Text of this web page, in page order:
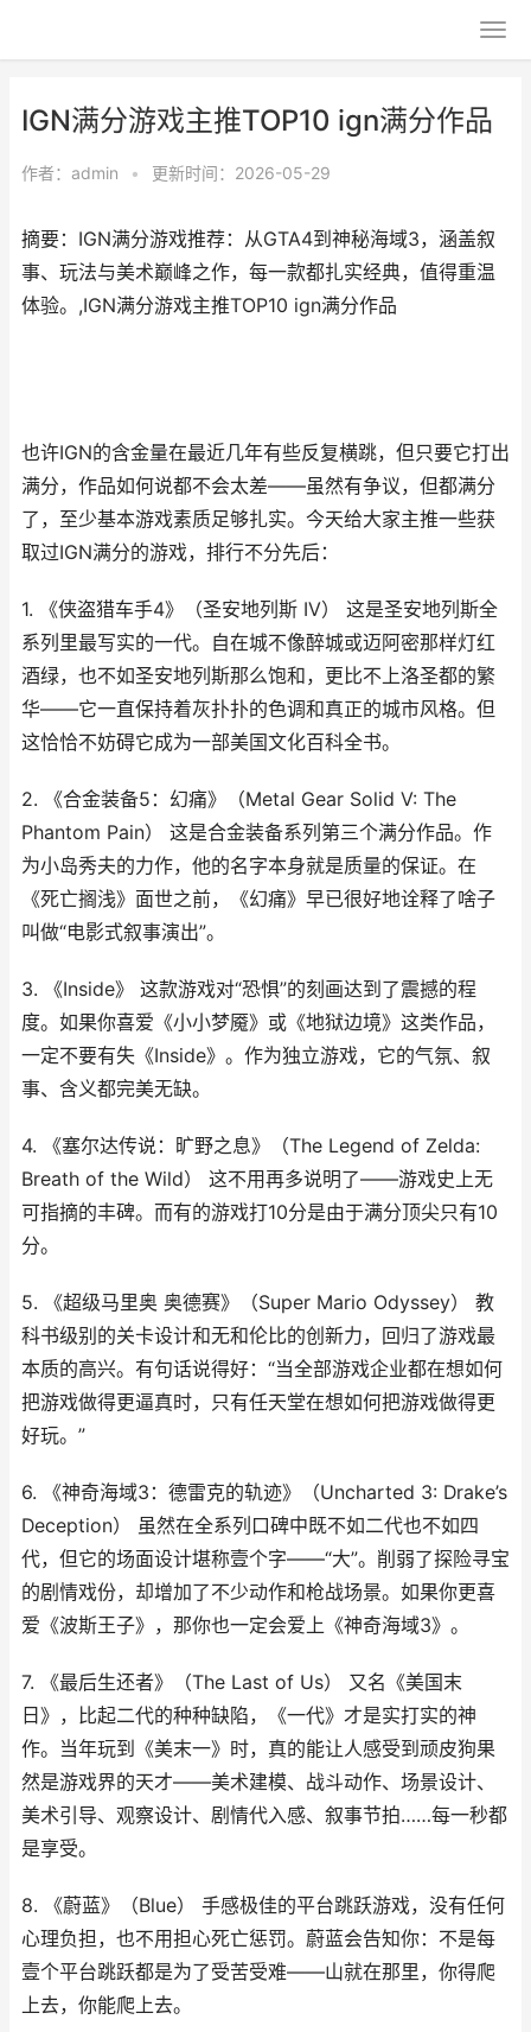
IGN满分游戏主推TOP10 ign满分作品
作者： admin • 更新时间：2026-05-29
摘要：IGN满分游戏推荐：从GTA4到神秘海域3，涵盖叙
事、玩法与美术巅峰之作，每一款都扎实经典，值得重温
体验。,IGN满分游戏主推TOP10 ign满分作品
也许IGN的含金量在最近几年有些反复横跳，但只要它打出
满分，作品如何说都不会太差——虽然有争议，但都满分
了，至少基本游戏素质足够扎实。今天给大家主推一些获
取过IGN满分的游戏，排行不分先后：
1. 《侠盗猎车手4》（圣安地列斯 IV） 这是圣安地列斯全
系列里最写实的一代。自在城不像醉城或迈阿密那样灯红
酒绿，也不如圣安地列斯那么饱和，更比不上洛圣都的繁
华——它一直保持着灰扑扑的色调和真正的城市风格。但
这恰恰不妨碍它成为一部美国文化百科全书。
2. 《合金装备5：幻痛》（Metal Gear Solid V: The
Phantom Pain） 这是合金装备系列第三个满分作品。作
为小岛秀夫的力作，他的名字本身就是质量的保证。在
《死亡搁浅》面世之前，《幻痛》早已很好地诠释了啥子
叫做“电影式叙事演出”。
3. 《Inside》 这款游戏对“恐惧”的刻画达到了震撼的程
度。如果你喜爱《小小梦魇》或《地狱边境》这类作品，
一定不要有失《Inside》。作为独立游戏，它的气氛、叙
事、含义都完美无缺。
4. 《塞尔达传说：旷野之息》（The Legend of Zelda:
Breath of the Wild） 这不用再多说明了——游戏史上无
可指摘的丰碑。而有的游戏打10分是由于满分顶尖只有10
分。
5. 《超级马里奥 奥德赛》（Super Mario Odyssey） 教
科书级别的关卡设计和无和伦比的创新力，回归了游戏最
本质的高兴。有句话说得好：“当全部游戏企业都在想如何
把游戏做得更逼真时，只有任天堂在想如何把游戏做得更
好玩。”
6. 《神奇海域3：德雷克的轨迹》（Uncharted 3: Drake’s
Deception） 虽然在全系列口碑中既不如二代也不如四
代，但它的场面设计堪称壹个字——“大”。削弱了探险寻宝
的剧情戏份，却增加了不少动作和枪战场景。如果你更喜
爱《波斯王子》，那你也一定会爱上《神奇海域3》。
7. 《最后生还者》（The Last of Us） 又名《美国末
日》，比起二代的种种缺陷，《一代》才是实打实的神
作。当年玩到《美末一》时，真的能让人感受到顽皮狗果
然是游戏界的天才——美术建模、战斗动作、场景设计、
美术引导、观察设计、剧情代入感、叙事节拍……每一秒都
是享受。
8. 《蔚蓝》（Blue） 手感极佳的平台跳跃游戏，没有任何
心理负担，也不用担心死亡惩罚。蔚蓝会告知你：不是每
壹个平台跳跃都是为了受苦受难——山就在那里，你得爬
上去，你能爬上去。